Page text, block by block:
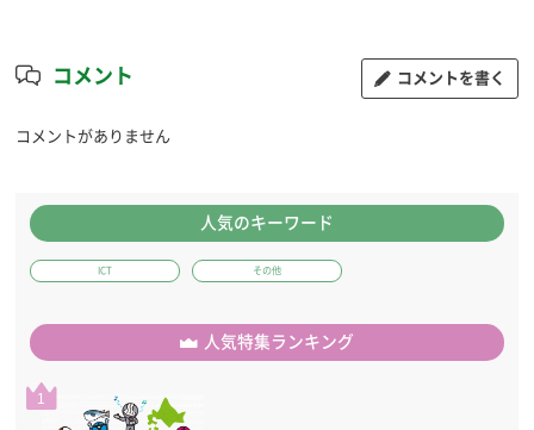
コメント コメントを書く
コメントがありません
人気のキーワード
ICT その他
人気特集ランキング
1